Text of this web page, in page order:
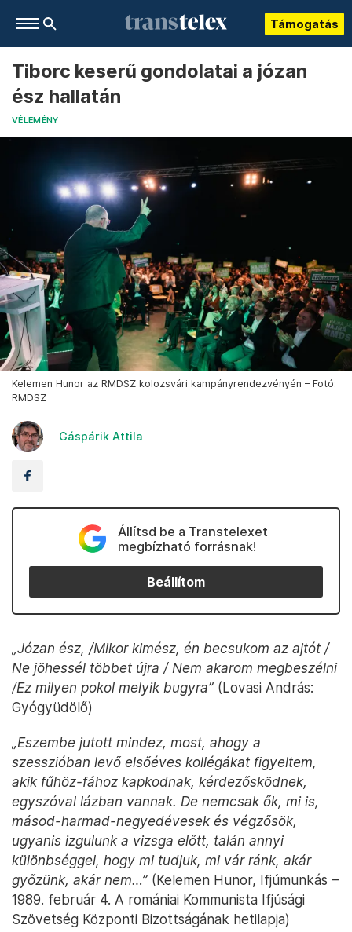
Támogatás
Tiborc keserű gondolatai a józan
ész hallatán
VÉLEMÉNY
Kelemen Hunor az RMDSZ kolozsvári kampányrendezvényén – Fotó:
RMDSZ
Gáspárik Attila
Állítsd be a Transtelexet
megbízható forrásnak!
Beállítom
„Józan ész, /Mikor kimész, én becsukom az ajtót /
Ne jöhessél többet újra / Nem akarom megbeszélni
/Ez milyen pokol melyik bugyra” (Lovasi András:
Gyógyüdölő)
„Eszembe jutott mindez, most, ahogy a
szesszióban levő elsőéves kollégákat figyeltem,
akik fűhöz-fához kapkodnak, kérdezősködnek,
egyszóval lázban vannak. De nemcsak ők, mi is,
másod-harmad-negyedévesek és végzősök,
ugyanis izgulunk a vizsga előtt, talán annyi
különbséggel, hogy mi tudjuk, mi vár ránk, akár
győzünk, akár nem…” (Kelemen Hunor, Ifjúmunkás –
1989. február 4. A romániai Kommunista Ifjúsági
Szövetség Központi Bizottságának hetilapja)